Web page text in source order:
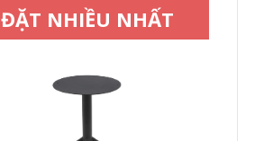
ĐẶT NHIỀU NHẤT